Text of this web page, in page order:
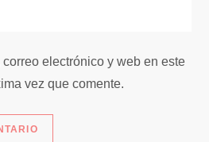
electrónico y web en este
vez que comente.